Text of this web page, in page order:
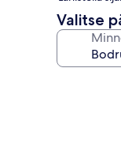
Valitse